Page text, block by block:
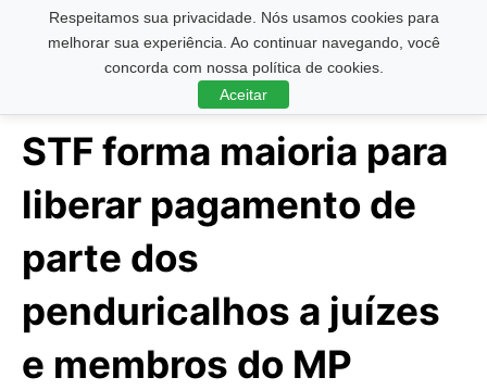
Respeitamos sua privacidade. Nós usamos cookies para
melhorar sua experiência. Ao continuar navegando, você
concorda com nossa política de cookies.
Aceitar
Pesquisar ...
STF forma maioria para
liberar pagamento de
parte dos
penduricalhos a juízes
e membros do MP